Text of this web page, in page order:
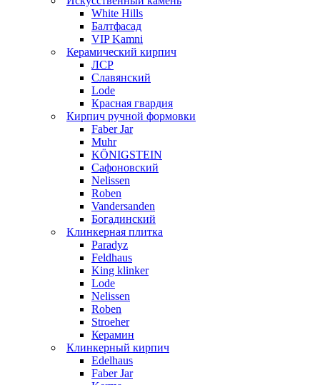
White Hills
Балтфасад
VIP Kamni
Керамический кирпич
ЛСР
Славянский
Lode
Красная гвардия
Кирпич ручной формовки
Faber Jar
Muhr
KÖNIGSTEIN
Сафоновский
Nelissen
Roben
Vandersanden
Богадинский
Клинкерная плитка
Paradyz
Feldhaus
King klinker
Lode
Nelissen
Roben
Stroeher
Керамин
Клинкерный кирпич
Edelhaus
Faber Jar